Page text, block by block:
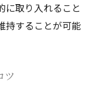
に取り入れること
持することが可能
ツ